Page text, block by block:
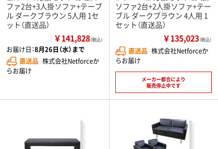
ファ2台+3人掛ソファ+テーブ
ル ダークブラウン 5人用 1セ
ット（直送品）
￥141,828（税込）
お届け日：8月26日（水）まで
直送品 株式会社Netforceか
らお届け
ソファ2台+2人掛ソファ+テー
ブル ダークブラウン 4人用 1
セット（直送品）
￥135,023（税込）
直送品 株式会社Netforceか
らお届け
メーカー都合により
販売停止中です